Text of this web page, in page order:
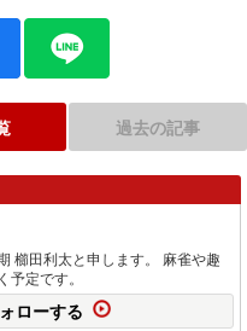
過去の記事
櫛田利太と申します。 麻雀や趣
定です。
ローする